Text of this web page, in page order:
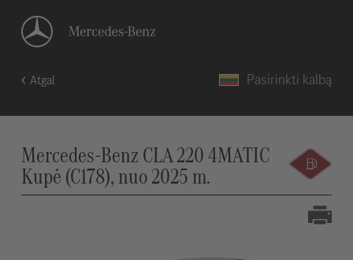
Atgal Pasirinkti kalbą
Mercedes-Benz CLA 220 4MATIC
Kupė (C178), nuo 2025 m.